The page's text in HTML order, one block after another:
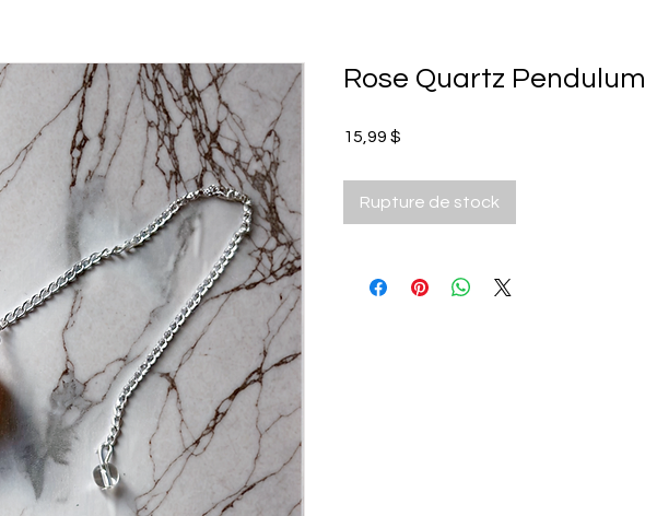
Rose Quartz Pendulum
15,99 $
Rupture de stock